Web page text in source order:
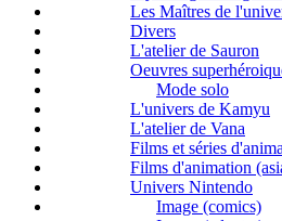
Les Maîtres de
Divers
L'atelier de Sauron
Oeuvres
Mode solo
L'univers de Kamyu
L'atelier de Vana
Films et séries
Films d'animation
Univers Nintendo
Image (comics)